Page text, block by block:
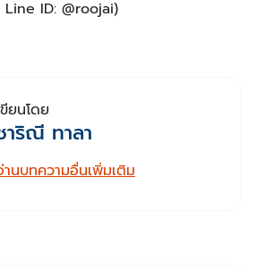
Line ID: @roojai)
ขียนโดย
าริณี ทาลา
านบทความอื่นเพิ่มเติม